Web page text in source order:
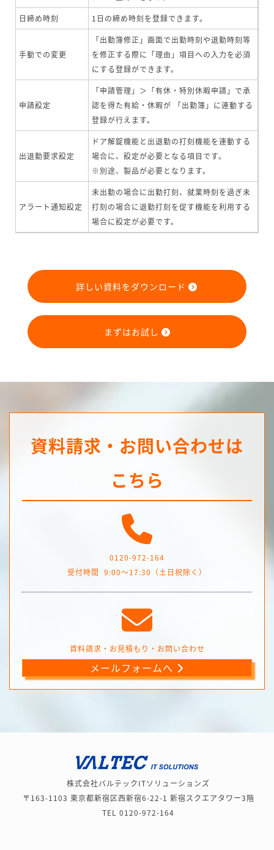
日締め時刻 1日の締め時刻を登録できます。
手動での変更
「出勤簿修正」画面で出勤時刻や退勤時刻等
を修正する際に「理由」項目への入力を必須
にする登録ができます。
申請設定
「申請管理」＞「有休・特別休暇申請」で承
認を得た有給・休暇が 「出勤簿」に連動する
登録が行えます。
出退勤要求設定
ドア解錠機能と出退勤の打刻機能を連動する
場合に、設定が必要となる項目です。
※別途、製品が必要となります。
アラート通知設定
未出勤の場合に出勤打刻、就業時刻を過ぎ未
打刻の場合に退勤打刻を促す機能を利用する
場合に設定が必要です。
詳しい資料をダウンロード
まずはお試し
資料請求・お問い合わせは
こちら
0120-972-164
受付時間 9:00～17:30（土日祝除く）
資料請求・お見積もり・お問い合わせ
メールフォームへ
株式会社バルテックITソリューションズ
〒163-1103 東京都新宿区西新宿6-22-1 新宿スクエアタワー3階
TEL 0120-972-164